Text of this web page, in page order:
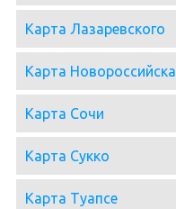
Карта Лазаревского
Карта Новороссийска
Карта Сочи
Карта Сукко
Карта Туапсе